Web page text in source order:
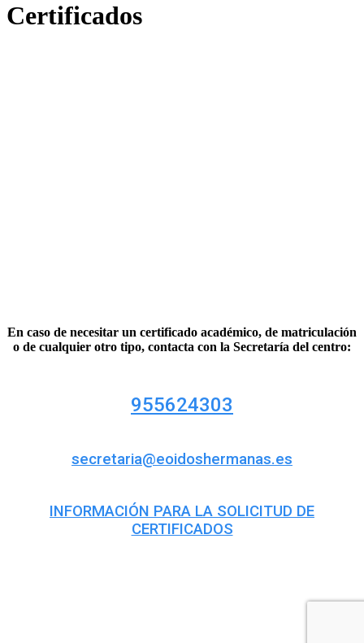
Certificados
En caso de necesitar un certificado académico, de matriculación
o de cualquier otro tipo, contacta con la Secretaría del centro:
955624303
secretaria@eoidoshermanas.es
INFORMACIÓN PARA LA SOLICITUD DE
CERTIFICADOS